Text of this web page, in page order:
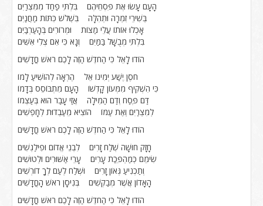
הָעָם עָשׂוּ אֶת פִּסְחֵיהֶם בִּלְתִּי פַחַד מִמִּצְרַיִם
בְּשִׁירֵי זִמְרָה וּתְהִלָּה בִּשְׁלֹשׁ כִּתּוֹת מַחֲנַיִם
אָכְלוּ אוֹתוֹ עֲלֵי מַצּוֹת וּמְרוֹרִים בְּהָעַרְבַּיִם
בִּלְתִּי מְבֻשָּׁל בַּמַּיִם וְנָא כִּי אִם צְלִי אִשִּׁים
הוֹדוּ לָאֵל כִּי הַחֹדֶשׁ הַזֶּה לָכֶם רֹאשׁ חֳדָשִׁים
חֹסֶן יֶשַׁע יְמִינוֹ אֵל הֶרְאָה לְהוֹשִׁיעַ לָמוֹ
כִּי הִשְׁקִיף מִמְּעוֹן קָדְשׁוֹ הָעָם מִתְבּוֹסֵס בְּדָמוֹ
דַּם פֶּסַח וְדַם הַמִּילָה אֲזַי עָבַר הוּא בְּעַצְמוֹ
לְמִצְרַיִם וְאֶת עַמּוֹ הוֹצִיא מֵעַבְדוּת לְחָפְשִׁים
הוֹדוּ לָאֵל כִּי הַחֹדֶשׁ הַזֶּה לָכֶם רֹאשׁ חֳדָשִׁים
חָזָק חוּשָׁה שְׁלַח זָרִים לִבְנֵי אֱדוֹם וּפִילַגְשִׁים
שִׂימֵם כְּמַהְפֵּכַת עָרִים עָרֵי אַשּׁוּרִים וּלְטוּשִׁים
וְתַכְנִיעַ גְּאוֹן זָרִים וּשְׁלַח לְעַם לְךָ דוֹרְשִׁים
הָאָדוֹן אֲשֶׁר מְבַקְשִׁים בְּנִיסָן רֹאשׁ הָחֳדָשִׁים
הוֹדוּ לָאֵל כִּי הַחֹדֶשׁ הַזֶּה לָכֶם רֹאשׁ חֳדָשִׁים